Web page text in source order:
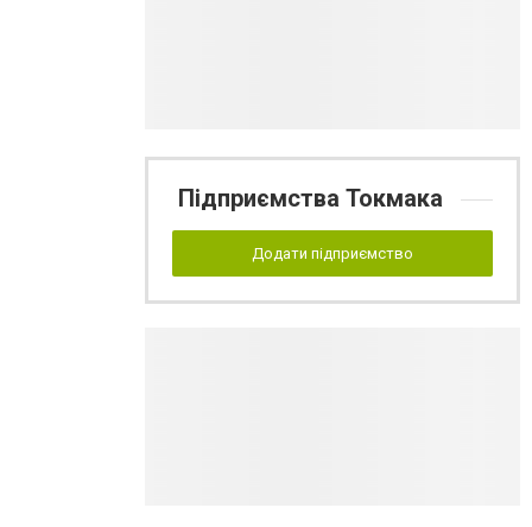
Підприємства Токмака
Додати підприємство